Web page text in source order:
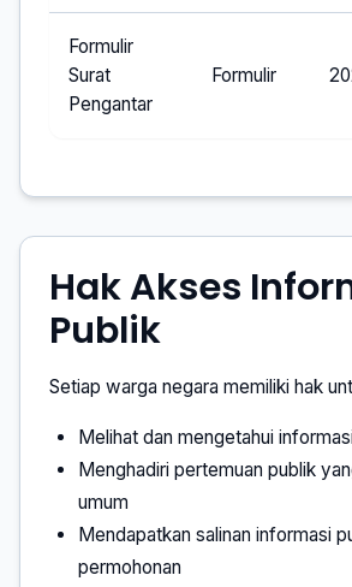
Formulir
Surat
Pengantar
Formulir
Hak Akses
Publik
Setiap warga negara memiliki hak
Melihat dan mengetahui
Menghadiri pertemuan publik
umum
Mendapatkan salinan informasi
permohonan